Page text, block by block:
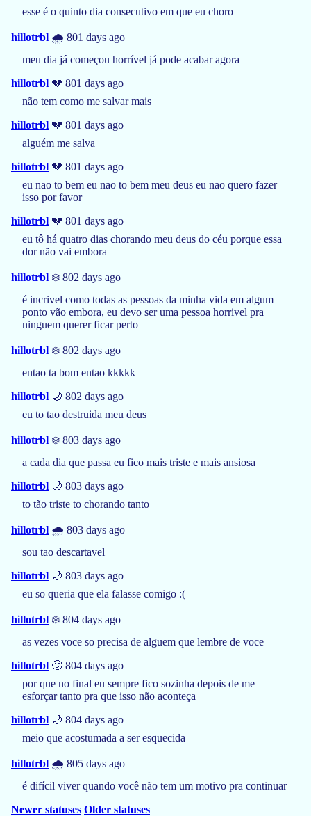
esse é o quinto dia consecutivo em que eu choro
hillotrbl 🌧️ 801 days ago
meu dia já começou horrível já pode acabar agora
hillotrbl 💔 801 days ago
não tem como me salvar mais
hillotrbl 💔 801 days ago
alguém me salva
hillotrbl 💔 801 days ago
eu nao to bem eu nao to bem meu deus eu nao quero fazer
isso por favor
hillotrbl 💔 801 days ago
eu tô há quatro dias chorando meu deus do céu porque essa
dor não vai embora
hillotrbl ❄️ 802 days ago
é incrivel como todas as pessoas da minha vida em algum
ponto vão embora, eu devo ser uma pessoa horrivel pra
ninguem querer ficar perto
hillotrbl ❄️ 802 days ago
entao ta bom entao kkkkk
hillotrbl 🌙 802 days ago
eu to tao destruida meu deus
hillotrbl ❄️ 803 days ago
a cada dia que passa eu fico mais triste e mais ansiosa
hillotrbl 🌙 803 days ago
to tão triste to chorando tanto
hillotrbl 🌧️ 803 days ago
sou tao descartavel
hillotrbl 🌙 803 days ago
eu so queria que ela falasse comigo :(
hillotrbl ❄️ 804 days ago
as vezes voce so precisa de alguem que lembre de voce
hillotrbl 🙂 804 days ago
por que no final eu sempre fico sozinha depois de me
esforçar tanto pra que isso não aconteça
hillotrbl 🌙 804 days ago
meio que acostumada a ser esquecida
hillotrbl 🌧️ 805 days ago
é difícil viver quando você não tem um motivo pra continuar
Newer statuses Older statuses